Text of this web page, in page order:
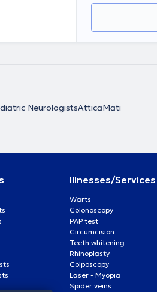
NeurologistsAtticaMati
Illnesses/Services
Warts
Colonoscopy
PAP test
Circumcision
Teeth whitening
Rhinoplasty
Colposcopy
Laser - Myopia
Spider veins